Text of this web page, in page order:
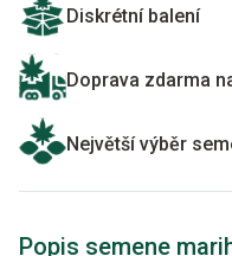
Diskrétní balení
Doprava zdarma
Největší výběr
Popis semene